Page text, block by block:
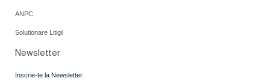
ANPC
Solutionare Litigii
Newsletter
Inscrie-te la Newsletter